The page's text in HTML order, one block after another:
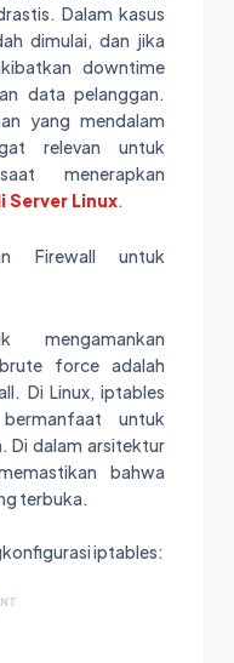
Dalam kasus
dimulai, dan jika
downtime
data pelanggan.
yang mendalam
relevan untuk
menerapkan
Server Linux.
Firewall untuk
mengamankan
force adalah
Di Linux, iptables
untuk
Di dalam arsitektur
bahwa
terbuka.
iptables: